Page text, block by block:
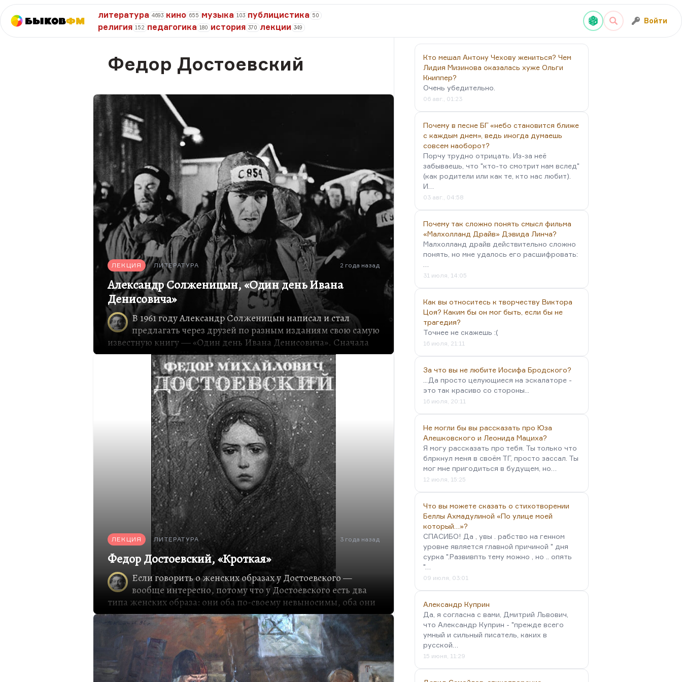
БыковФМ
литература 4693 кино 655 музыка 103 публицистика 50
религия 152 педагогика 180 история 370 лекции 349
Войти
Федор Достоевский
ЛЕКЦИЯ ЛИТЕРАТУРА 2 года назад
Александр Солженицын, «Один день Ивана
Денисовича»
В 1961 году Александр Солженицын написал и стал
предлагать через друзей по разным изданиям свою самую
известную книгу ― «Один день Ивана Денисовича». Сначала
она называлась «Щ-854», но по совету Твардовского изменили
название. Я не думаю, что есть смысл рассказывать подробно
об этом тексте. Он входит в школьную программу теперь, до
сих пор входит. Он фантастически известен.
Расскажу, пожалуй, о другом. Спросите себя, о ком я сейчас
говорю. Писатель, который в молодости был открыт
издателем самого популярного, самого прогрессивного
журнала той эпохи, открыт после своего литературного дебюта
и сразу приобрел огромную славу. По образованию он не
литератор, не филолог вообще ― технарь.…
ЛЕКЦИЯ ЛИТЕРАТУРА 3 года назад
Федор Достоевский, «Кроткая»
Если говорить о женских образах у Достоевского —
вообще интересно, потому что у Достоевского есть два
типа женских образа: они оба по-своему невыносимы, оба они
восходят к его женам (или, во всяком случае, к его
возлюбленным). Роковая женщина Настасья Филипповна —
это, конечно, Аполлинария Суслова, она же Полина в
«Игроке», она же Грушенька с теми или иными поправками в
«Карамазовых». Это женщина, безусловно, развратная —
назовем вещи своими именами,— рано развращенная (что
Кто мешал Антону Чехову жениться? Чем
Лидия Мизинова оказалась хуже Ольги
Книппер?
Очень убедительно.
06 авг., 01:23
Почему в песне БГ «небо становится ближе
с каждым днем», ведь иногда думаешь
совсем наоборот?
Порчу трудно отрицать. Из-за неё
забываешь, что "кто-то смотрит нам вслед"
(как родители или как те, кто нас любит).
И…
03 авг., 04:58
Почему так сложно понять смысл фильма
«Малхолланд Драйв» Дэвида Линча?
Малхолланд драйв действительно сложно
понять, но мне удалось его расшифровать:
31 июля, 14:05
Как вы относитесь к творчеству Виктора
Цоя? Каким бы он мог быть, если бы не
трагедия?
Точнее не скажешь :(
16 июля, 21:11
За что вы не любите Иосифа Бродского?
...Да просто целующиеся на эскалаторе -
это так красиво со стороны...
16 июля, 20:11
Не могли бы вы рассказать про Юза
Алешковского и Леонида Мациха?
Я могу рассказать про тебя. Ты только что
блркнул меня в своём ТГ, просто зассал. Ты
мог мне пригодиться в будущем, но…
12 июля, 15:25
Что вы можете сказать о стихотворении
Беллы Ахмадулиной «По улице моей
который…»?
СПАСИБО! Да , увы . рабство на генном
уровне является главной причиной " дня
сурка ".Развивпть тему можно , но .. опять
"…
09 июля, 03:01
Александр Куприн
Да, я согласна с вами, Дмитрий Львович,
что Александр Куприн - "прежде всего
умный и сильный писатель, каких в
русской…
15 июня, 11:29